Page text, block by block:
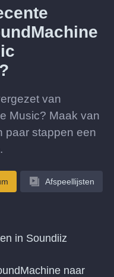
van
Music? Maak van
paar stappen een
Afspeellijsten
in Soundiiz
naar